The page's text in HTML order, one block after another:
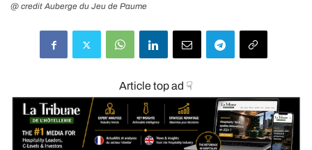
@ credit Auberge du Jeu de Paume
Article top ad ☟